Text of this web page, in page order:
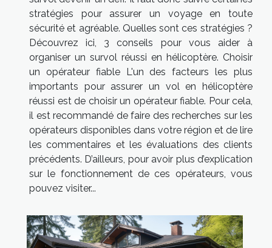
stratégies pour assurer un voyage en toute
sécurité et agréable. Quelles sont ces stratégies ?
Découvrez ici, 3 conseils pour vous aider à
organiser un survol réussi en hélicoptère. Choisir
un opérateur fiable L'un des facteurs les plus
importants pour assurer un vol en hélicoptère
réussi est de choisir un opérateur fiable. Pour cela,
il est recommandé de faire des recherches sur les
opérateurs disponibles dans votre région et de lire
les commentaires et les évaluations des clients
précédents. D’ailleurs, pour avoir plus d’explication
sur le fonctionnement de ces opérateurs, vous
pouvez visiter...